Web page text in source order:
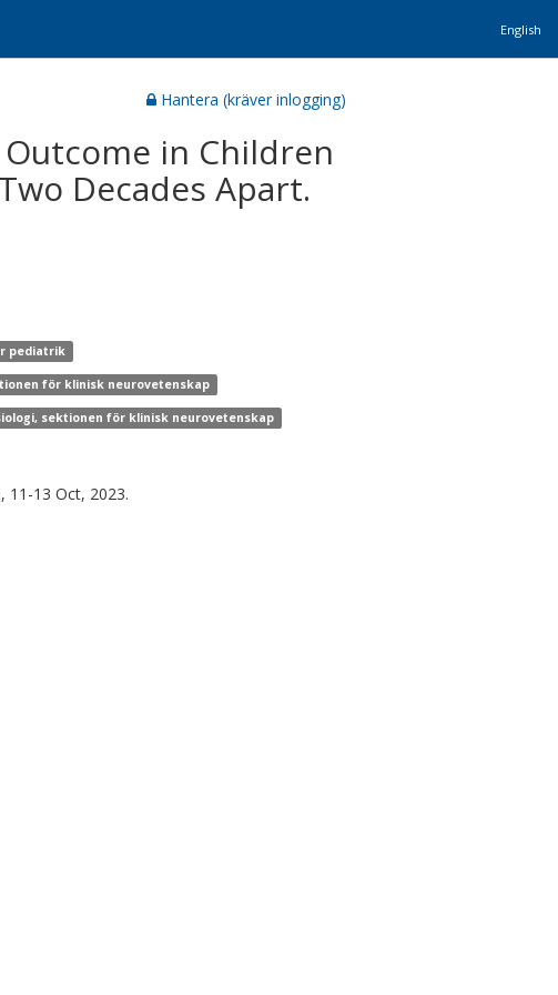
English
Hantera (kräver inlogging)
in Children
Decades Apart.
pediatrik
för klinisk neurovetenskap
sektionen för klinisk neurovetenskap
11-13 Oct, 2023.